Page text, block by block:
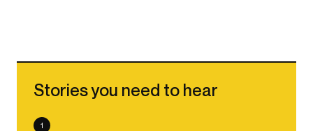
Stories you need to hear
1